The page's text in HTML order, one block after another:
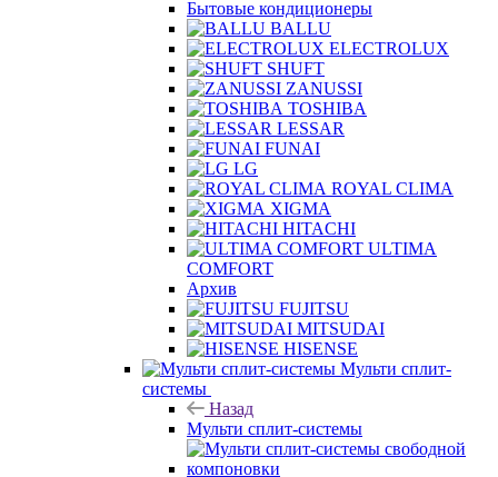
Бытовые кондиционеры
BALLU
ELECTROLUX
SHUFT
ZANUSSI
TOSHIBA
LESSAR
FUNAI
LG
ROYAL CLIMA
XIGMA
HITACHI
ULTIMA
COMFORT
Архив
FUJITSU
MITSUDAI
HISENSE
Мульти сплит-
системы
Назад
Мульти сплит-системы